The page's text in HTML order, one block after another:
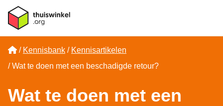
Home
Kennisbank
Kennisartikelen
Wat te doen met een beschadigde retour?
Wat te doen met een